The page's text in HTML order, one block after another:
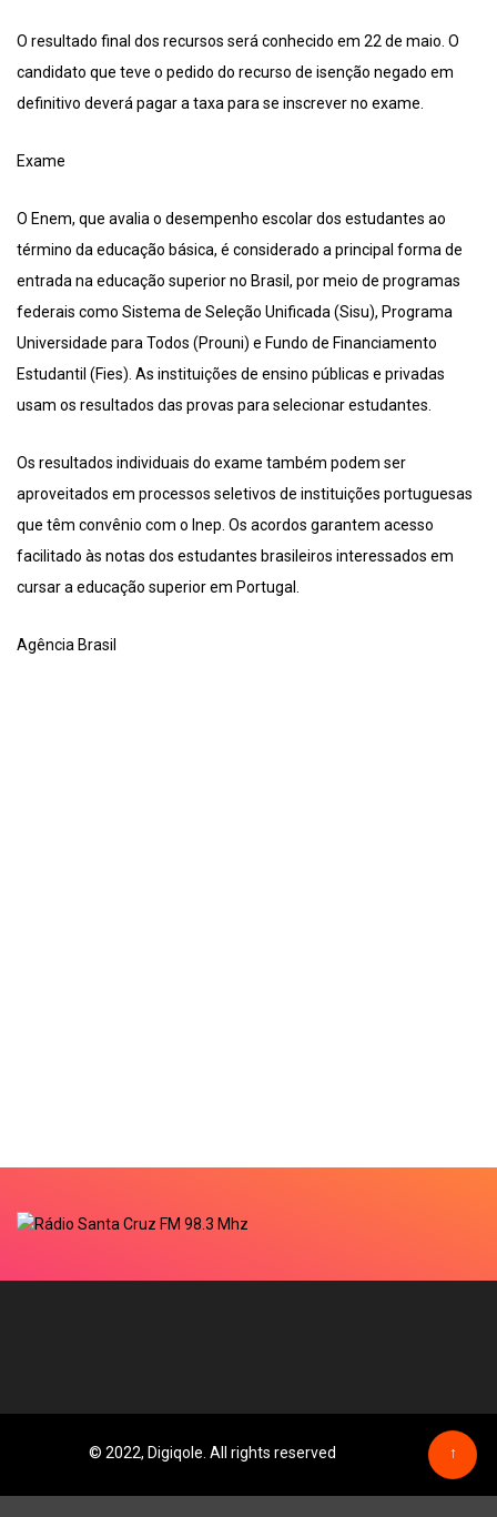
O resultado final dos recursos será conhecido em 22 de maio. O
candidato que teve o pedido do recurso de isenção negado em
definitivo deverá pagar a taxa para se inscrever no exame.
Exame
O Enem, que avalia o desempenho escolar dos estudantes ao
término da educação básica, é considerado a principal forma de
entrada na educação superior no Brasil, por meio de programas
federais como Sistema de Seleção Unificada (Sisu), Programa
Universidade para Todos (Prouni) e Fundo de Financiamento
Estudantil (Fies). As instituições de ensino públicas e privadas
usam os resultados das provas para selecionar estudantes.
Os resultados individuais do exame também podem ser
aproveitados em processos seletivos de instituições portuguesas
que têm convênio com o Inep. Os acordos garantem acesso
facilitado às notas dos estudantes brasileiros interessados em
cursar a educação superior em Portugal.
Agência Brasil
© 2022, Digiqole. All rights reserved ↑